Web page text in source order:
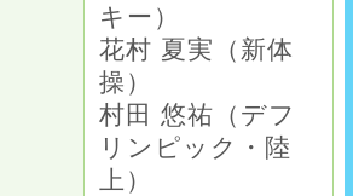
キー）
花村 夏実（新体
操）
村田 悠祐（デフ
リンピック・陸
上）